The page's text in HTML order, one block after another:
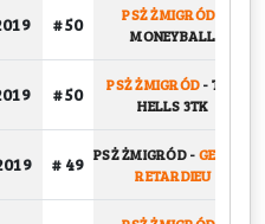
# 50 PSŻ ŻMIGRÓD
MONEYBALL
# 50 PSŻ ŻMIGRÓD-TAR
HELLS 3TK
# 49 PSŻ ŻMIGRÓD-GEPARD
RETARDIEU